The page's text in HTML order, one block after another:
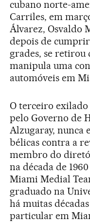
cubano norte-
Carriles, em
Álvarez, Osvaldo
depois de cumprir
grades, se
manipula uma
automóveis em
O terceiro exilado
pelo Governo de
Alzugaray, nunca
bélicas contra a
membro do
na década de
Miami Medial
graduado na
há muitas
particular em